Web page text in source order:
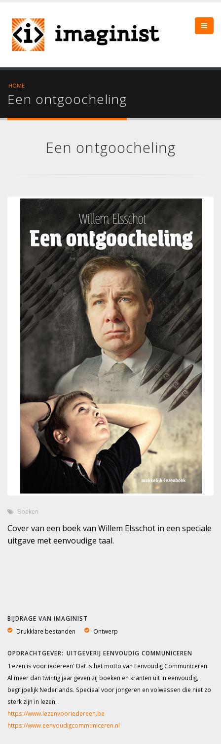
HOME
Een ontgoocheling
Een ontgoocheling
Boeken
Cover van een boek van Willem Elsschot in een speciale
uitgave met eenvoudige taal.
BIJDRAGE VAN IMAGINIST
Drukklare bestanden
Ontwerp
UITGEVERIJ EENVOUDIG COMMUNICEREN
'Lezen is voor iedereen' Dat is het motto van Eenvoudig Communiceren.
Al meer dan twintig jaar geven zij boeken en kranten uit in eenvoudig,
begrijpelijk Nederlands. Speciaal voor jongeren en volwassen die niet zo
sterk zijn in lezen.
https://www.lezenvooriedereen.be
https://www.eenvoudigcommuniceren.nl